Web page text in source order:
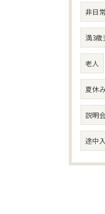
非日常
満3歳
老人
夏休み
説明会
途中